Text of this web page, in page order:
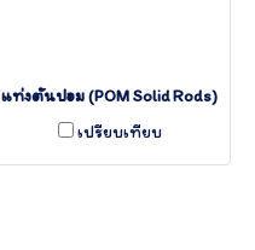
แท่งตันปอม (POM Solid Rods)
เปรียบเทียบ